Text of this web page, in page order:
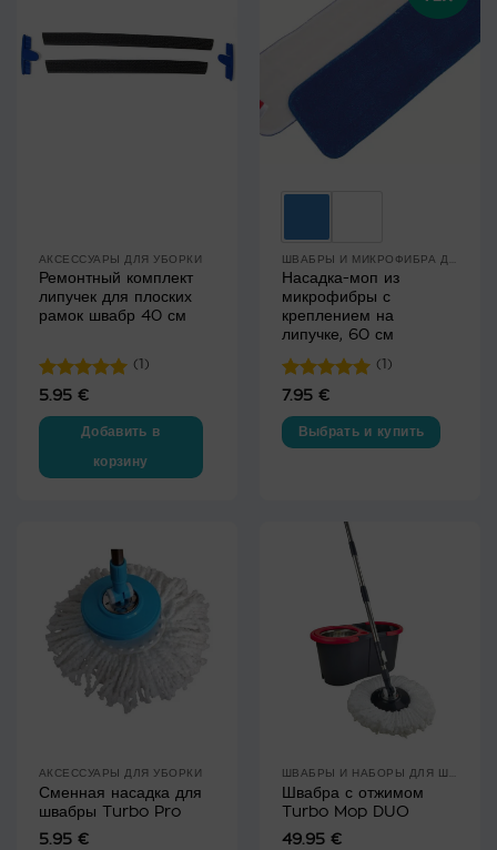
АКСЕССУАРЫ ДЛЯ УБОРКИ
Ремонтный комплект
липучек для плоских
рамок швабр 40 см
Оценка
(1)
5.95 €
Добавить в
корзину
Насадка-моп из
микрофибры с
креплением на
липучке, 60 см
Оценка
(1)
7.95 €
Выбрать и купить
несколько
можно
выбрать
АКСЕССУАРЫ ДЛЯ УБОРКИ
Сменная насадка для
швабры Turbo Pro
5.95 €
Швабра с отжимом
Turbo Mop DUO
49.95 €